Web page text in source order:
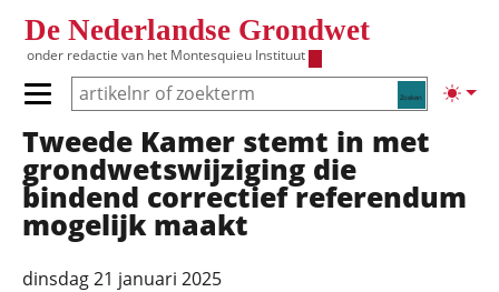
De Nederlandse Grondwet
onder redactie van het Montesquieu Instituut
Zoeken
Primair menu tonen/verbergen
Hoofdnavigatie
Tweede Kamer stemt in met
grondwetswijziging die
bindend correctief referendum
mogelijk maakt
dinsdag 21 januari 2025